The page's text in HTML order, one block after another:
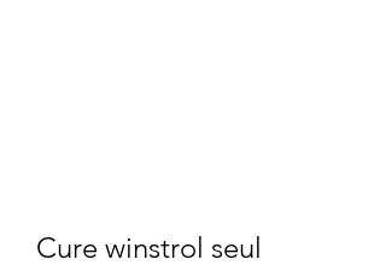
Cure winstrol seul